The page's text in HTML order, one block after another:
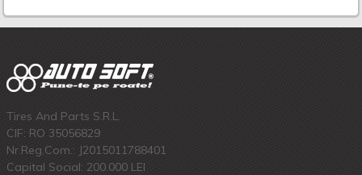
Tires And Parts S.R.L.
CIF: RO 35056829
Nr.Reg.Com.: J2015011788401
Capital Social: 200.000 LEI